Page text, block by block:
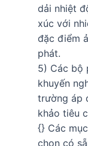
dải nhiệt
xúc với
đặc điểm
phát.
5) Các bộ
khuyến
trường áp
khảo tiêu
{} Các
chọn có